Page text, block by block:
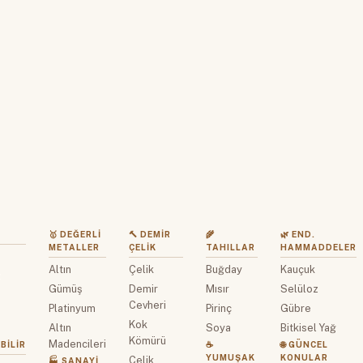
🥇 DEĞERLI
METALLER
Altın
Gümüş
Platinyum
Altın
Madencileri
🏭 SANAYI
🔨 DEMIR
ÇELIK
Çelik
Demir
Cevheri
Kok
Kömürü
Çelik
🌾
TAHILLAR
Buğday
Mısır
Pirinç
Soya
☕
YUMUŞAK
🌿 END.
HAMMADDELER
Kauçuk
Selüloz
Gübre
Bitkisel Yağ
🌐 GÜNCEL
KONULAR